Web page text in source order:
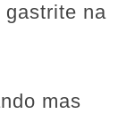
gastrite na
mas